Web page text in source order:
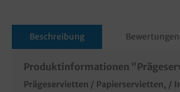
Beschreibung Bewertungen
Produktinformationen
Prägeservietten / Papierservietten, /